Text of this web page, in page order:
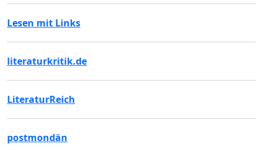
Lesen mit Links
literaturkritik.de
LiteraturReich
postmondän